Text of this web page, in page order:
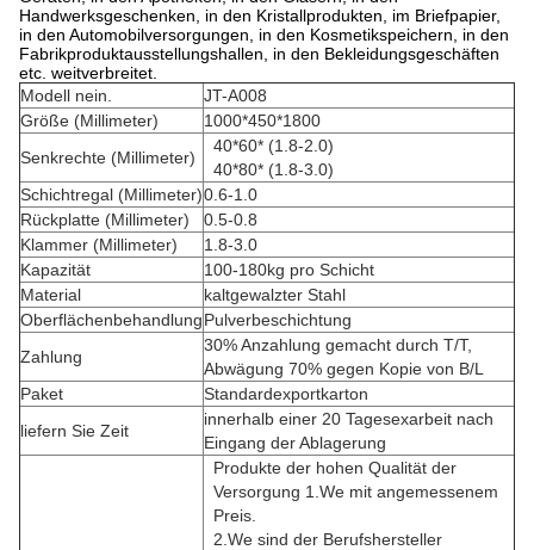
Handwerksgeschenken, in den Kristallprodukten, im Briefpapier,
in den Automobilversorgungen, in den Kosmetikspeichern, in den
Fabrikproduktausstellungshallen, in den Bekleidungsgeschäften
etc. weitverbreitet.
Modell nein.
JT-A008
Größe (Millimeter)
1000*450*1800
Senkrechte (Millimeter)
40*60* (1.8-2.0)
40*80* (1.8-3.0)
Schichtregal (Millimeter)0.6-1.0
Rückplatte (Millimeter)
0.5-0.8
Klammer (Millimeter)
1.8-3.0
Kapazität
100-180kg pro Schicht
Material
kaltgewalzter Stahl
OberflächenbehandlungPulverbeschichtung
Zahlung
30% Anzahlung gemacht durch T/T,
Abwägung 70% gegen Kopie von B/L
Paket
Standardexportkarton
liefern Sie Zeit
innerhalb einer 20 Tagesexarbeit nach
Eingang der Ablagerung
Produkte der hohen Qualität der
Versorgung 1.We mit angemessenem
Preis.
2.We sind der Berufshersteller